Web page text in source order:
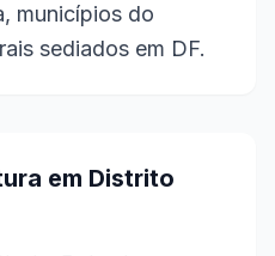
municípios do
sediados em DF.
em Distrito